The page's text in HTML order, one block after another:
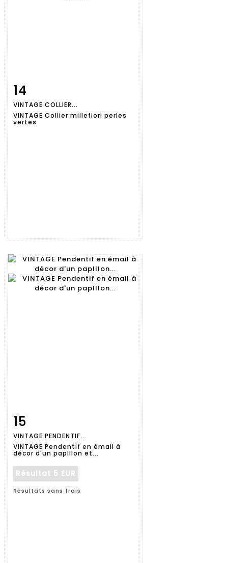
détaillée
14
VINTAGE COLLIER...
VINTAGE Collier millefiori perles
vertes
détaillée
15
VINTAGE PENDENTIF...
VINTAGE Pendentif en émail à
décor d'un paplllon et...
Résultat 5 EUR
Résultats sans frais